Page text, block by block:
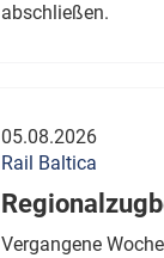
abschließen.
05.08.2026
Rail Baltica
Vergangene